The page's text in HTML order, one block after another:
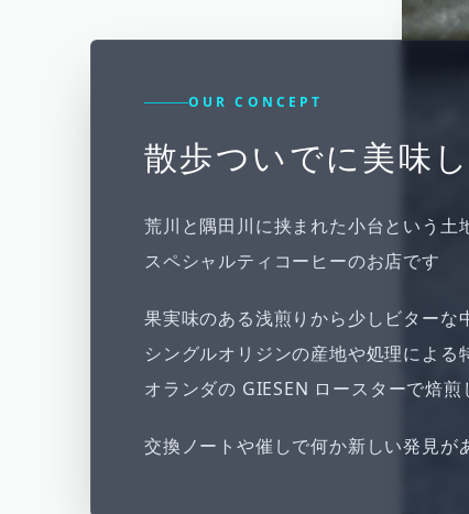
OUR CONCEPT
散歩ついでに美味
荒川と隅田川に挟まれた小台という土
スペシャルティコーヒーのお店です
果実味のある浅煎りから少しビターな
シングルオリジンの産地や処理による
オランダの GIESEN ロースターで焙煎
交換ノートや催しで何か新しい発見が